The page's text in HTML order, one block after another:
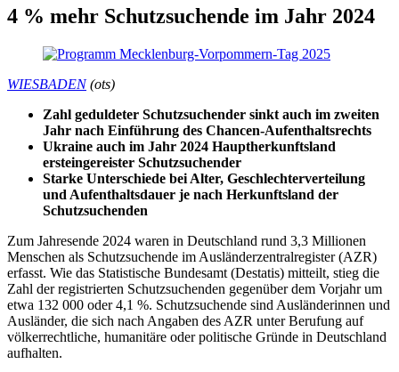
4 % mehr Schutzsuchende im Jahr 2024
WIESBADEN(ots)
Zahl geduldeter Schutzsuchender sinkt auch im zweiten
Jahr nach Einführung des Chancen-Aufenthaltsrechts
Ukraine auch im Jahr 2024 Hauptherkunftsland
ersteingereister Schutzsuchender
Starke Unterschiede bei Alter, Geschlechterverteilung
und Aufenthaltsdauer je nach Herkunftsland der
Schutzsuchenden
Zum Jahresende 2024 waren in Deutschland rund 3,3 Millionen
Menschen als Schutzsuchende im Ausländerzentralregister (AZR)
erfasst. Wie das Statistische Bundesamt (Destatis) mitteilt, stieg die
Zahl der registrierten Schutzsuchenden gegenüber dem Vorjahr um
etwa 132 000 oder 4,1 %. Schutzsuchende sind Ausländerinnen und
Ausländer, die sich nach Angaben des AZR unter Berufung auf
völkerrechtliche, humanitäre oder politische Gründe in Deutschland
aufhalten.